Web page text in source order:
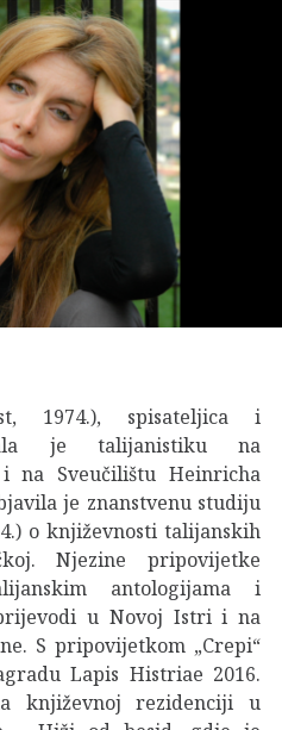
1974.), spisateljica i
je talijanistiku na
na Sveučilištu Heinricha
je znanstvenu studiju
o književnosti talijanskih
Njezine pripovijetke
antologijama i
u Novoj Istri i na
S pripovijetkom „Crepi“
Lapis Histriae 2016.
književnoj rezidenciji u